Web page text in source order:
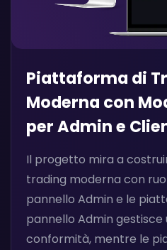
Piattaforma di
Moderna con
per Admin e
Il progetto mira a
trading moderna con
pannello Admin e le
pannello Admin
conformità, mentre le